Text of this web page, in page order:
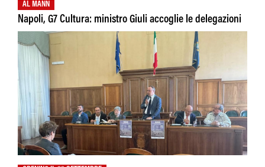
AL MANN
Napoli, G7 Cultura: ministro Giuli accoglie le delegazioni